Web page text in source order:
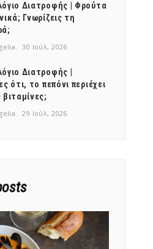
Διατροφής | Φρούτα
Γνωρίζεις τη
30 Ιούλ, 2026
Διατροφής |
ότι, το πεπόνι περιέχει
29 Ιούλ, 2026